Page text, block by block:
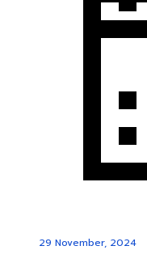
29 November, 2024